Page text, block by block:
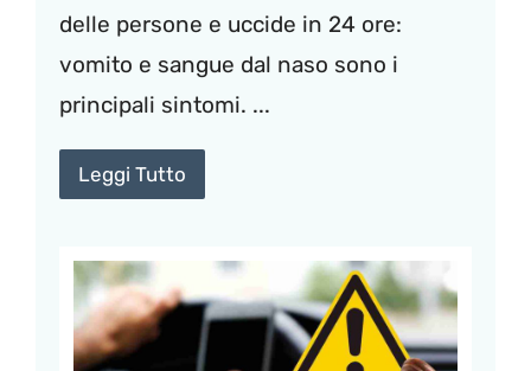
delle persone e uccide in 24 ore:
vomito e sangue dal naso sono i
principali sintomi. ...
Leggi Tutto